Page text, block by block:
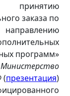
принятию
заказа по
направлению
программ»
Министерство
(презентация)